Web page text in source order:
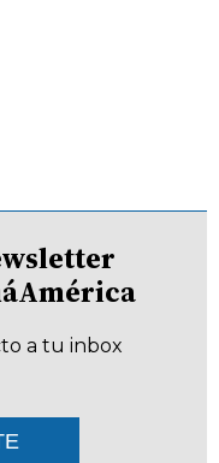
a tu inbox